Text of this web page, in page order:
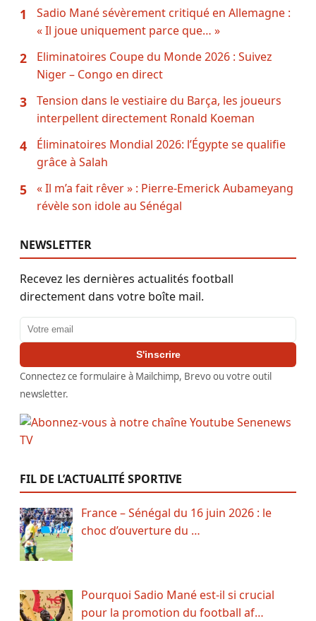
1
Sadio Mané sévèrement critiqué en Allemagne :
« Il joue uniquement parce que… »
2
Eliminatoires Coupe du Monde 2026 : Suivez
Niger – Congo en direct
3
Tension dans le vestiaire du Barça, les joueurs
interpellent directement Ronald Koeman
4
Éliminatoires Mondial 2026: l’Égypte se qualifie
grâce à Salah
5
« Il m’a fait rêver » : Pierre-Emerick Aubameyang
révèle son idole au Sénégal
NEWSLETTER
Recevez les dernières actualités football
directement dans votre boîte mail.
Adresse email
S'inscrire
Connectez ce formulaire à Mailchimp, Brevo ou votre outil
newsletter.
FIL DE L’ACTUALITÉ SPORTIVE
France – Sénégal du 16 juin 2026 : le
choc d’ouverture du …
Pourquoi Sadio Mané est-il si crucial
pour la promotion du football af…